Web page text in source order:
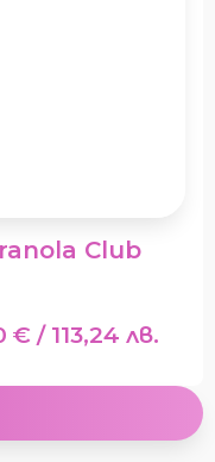
Club
€ / 113,24 лв.